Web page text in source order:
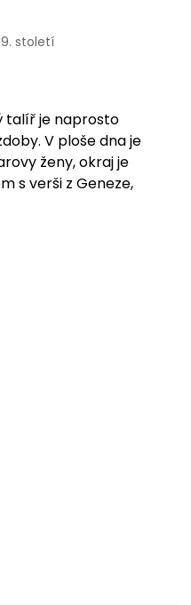
století
talíř je naprosto
V ploše dna je
ženy, okraj je
s verši z Geneze,
Vzhledem k
příležitost byl
se užíval